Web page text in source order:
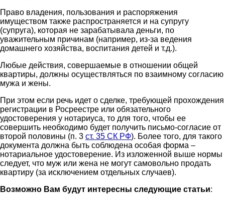
Право владения, пользования и распоряжения
имуществом также распространяется и на супругу
(супруга), которая не зарабатывала деньги, по
уважительным причинам (например, из-за ведения
домашнего хозяйства, воспитания детей и т.д.).
Любые действия, совершаемые в отношении общей
квартиры, должны осуществляться по взаимному согласию
мужа и жены.
При этом если речь идет о сделке, требующей прохождения
регистрации в Росреестре или обязательного
удостоверения у нотариуса, то для того, чтобы ее
совершить необходимо будет получить письмо-согласие от
второй половины (п. 3 ст. 35 СК РФ). Более того, для такого
документа должна быть соблюдена особая форма –
нотариальное удостоверение. Из изложенной выше нормы
следует, что муж или жена не могут самовольно продать
квартиру (за исключением отдельных случаев).
Возможно Вам будут интересны следующие статьи: